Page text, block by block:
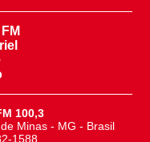
100,3
Minas - MG - Brasil
1588